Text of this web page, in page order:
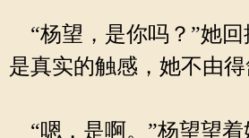
“杨望，是你吗？”她回
是真实的触感，她不由得
“嗯，是啊。”杨望望着